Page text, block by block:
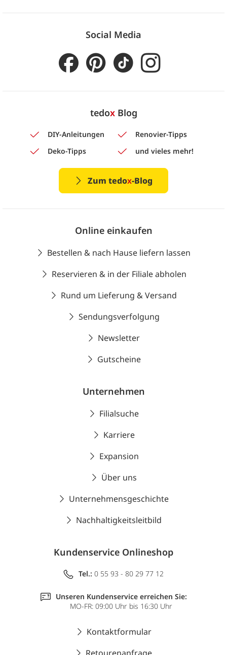
Social Media
tedoxBlog
DIY-Anleitungen
Renovier-Tipps
Deko-Tipps
und vieles mehr!
Zum tedox-Blog
Online einkaufen
Bestellen & nach Hause liefern lassen
Reservieren & in der Filiale abholen
Rund um Lieferung & Versand
Sendungsverfolgung
Newsletter
Gutscheine
Unternehmen
Filialsuche
Karriere
Expansion
Über uns
Unternehmensgeschichte
Nachhaltigkeitsleitbild
Kundenservice Onlineshop
Tel.: 0 55 93 - 80 29 77 12
Unseren Kundenservice erreichen Sie:
MO-FR: 09:00 Uhr bis 16:30 Uhr
Kontaktformular